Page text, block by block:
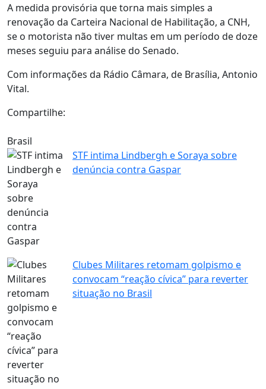
A medida provisória que torna mais simples a
renovação da Carteira Nacional de Habilitação, a CNH,
se o motorista não tiver multas em um período de doze
meses seguiu para análise do Senado.
Com informações da Rádio Câmara, de Brasília, Antonio
Vital.
Compartilhe:
Brasil
STF intima Lindbergh e Soraya sobre
denúncia contra Gaspar
Clubes Militares retomam golpismo e
convocam “reação cívica” para reverter
situação no Brasil